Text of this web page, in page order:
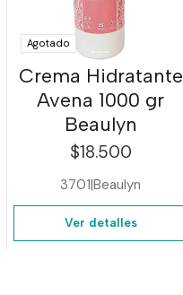
Agotado
Crema Hidratante
Avena 1000 gr
Beaulyn
$18.500
3701|Beaulyn
Ver detalles